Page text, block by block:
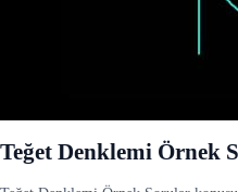
Teğet Denklemi Örnek